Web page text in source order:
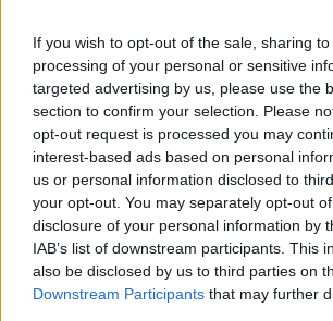
If you wish to opt-out of the sale, sharing
processing of your personal or sensitive
targeted advertising by us, please use the
section to confirm your selection. Please
opt-out request is processed you may
interest-based ads based on personal
us or personal information disclosed to
your opt-out. You may separately opt-out
disclosure of your personal information by
IAB’s list of downstream participants. This
also be disclosed by us to third parties on
Downstream Participants that may further
entrambi i genitori.
“Questi benefit non sono solo
generosità aziendale, ma veri e
investimenti nel benessere dei
afferma Andrea Guffanti,
Coverflex – “Riconosciamo che
equilibrata e soddisfacente si
maggiore impegno, lealtà e
aziendeche abbracciano queste